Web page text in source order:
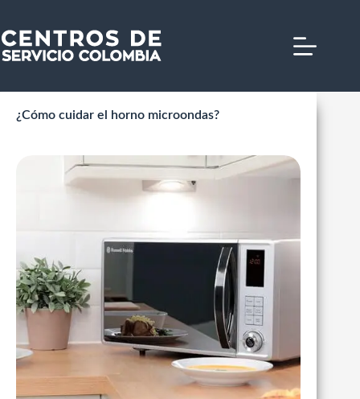
contenido
¿Cómo cuidar el horno microondas?